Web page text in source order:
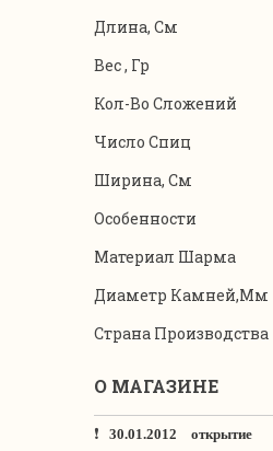
Длина, См
Вес , Гр
Кол-Во Сложений
Число Спиц
Ширина, См
Особенности
Материал Шарма
Диаметр Камней,мм
Страна Производства
О МАГАЗИНЕ
❗30.01.2012 открытие